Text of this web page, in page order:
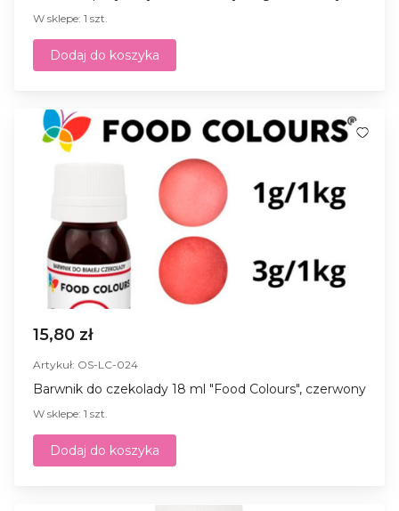
W sklepe: 1 szt.
Dodaj do koszyka
15,80 zł
Artykuł: OS-LC-024
Barwnik do czekolady 18 ml "Food Colours", czerwony
W sklepe: 1 szt.
Dodaj do koszyka